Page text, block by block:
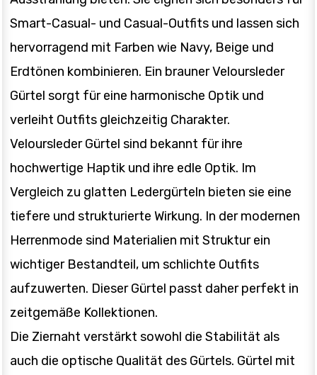
Smart-Casual- und Casual-Outfits und lassen sich
hervorragend mit Farben wie Navy, Beige und
Erdtönen kombinieren. Ein brauner Veloursleder
Gürtel sorgt für eine harmonische Optik und
verleiht Outfits gleichzeitig Charakter.
Veloursleder Gürtel sind bekannt für ihre
hochwertige Haptik und ihre edle Optik. Im
Vergleich zu glatten Ledergürteln bieten sie eine
tiefere und strukturierte Wirkung. In der modernen
Herrenmode sind Materialien mit Struktur ein
wichtiger Bestandteil, um schlichte Outfits
aufzuwerten. Dieser Gürtel passt daher perfekt in
zeitgemäße Kollektionen.
Die Ziernaht verstärkt sowohl die Stabilität als
auch die optische Qualität des Gürtels. Gürtel mit